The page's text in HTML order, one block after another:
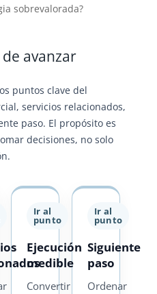
sobrevalorada?
avanzar
puntos clave del
servicios relacionados,
paso. El propósito es
decisiones, no solo
Ir al
punto
Ejecución
medible
Convertir
Ir al
punto
Siguiente
paso
Ordenar